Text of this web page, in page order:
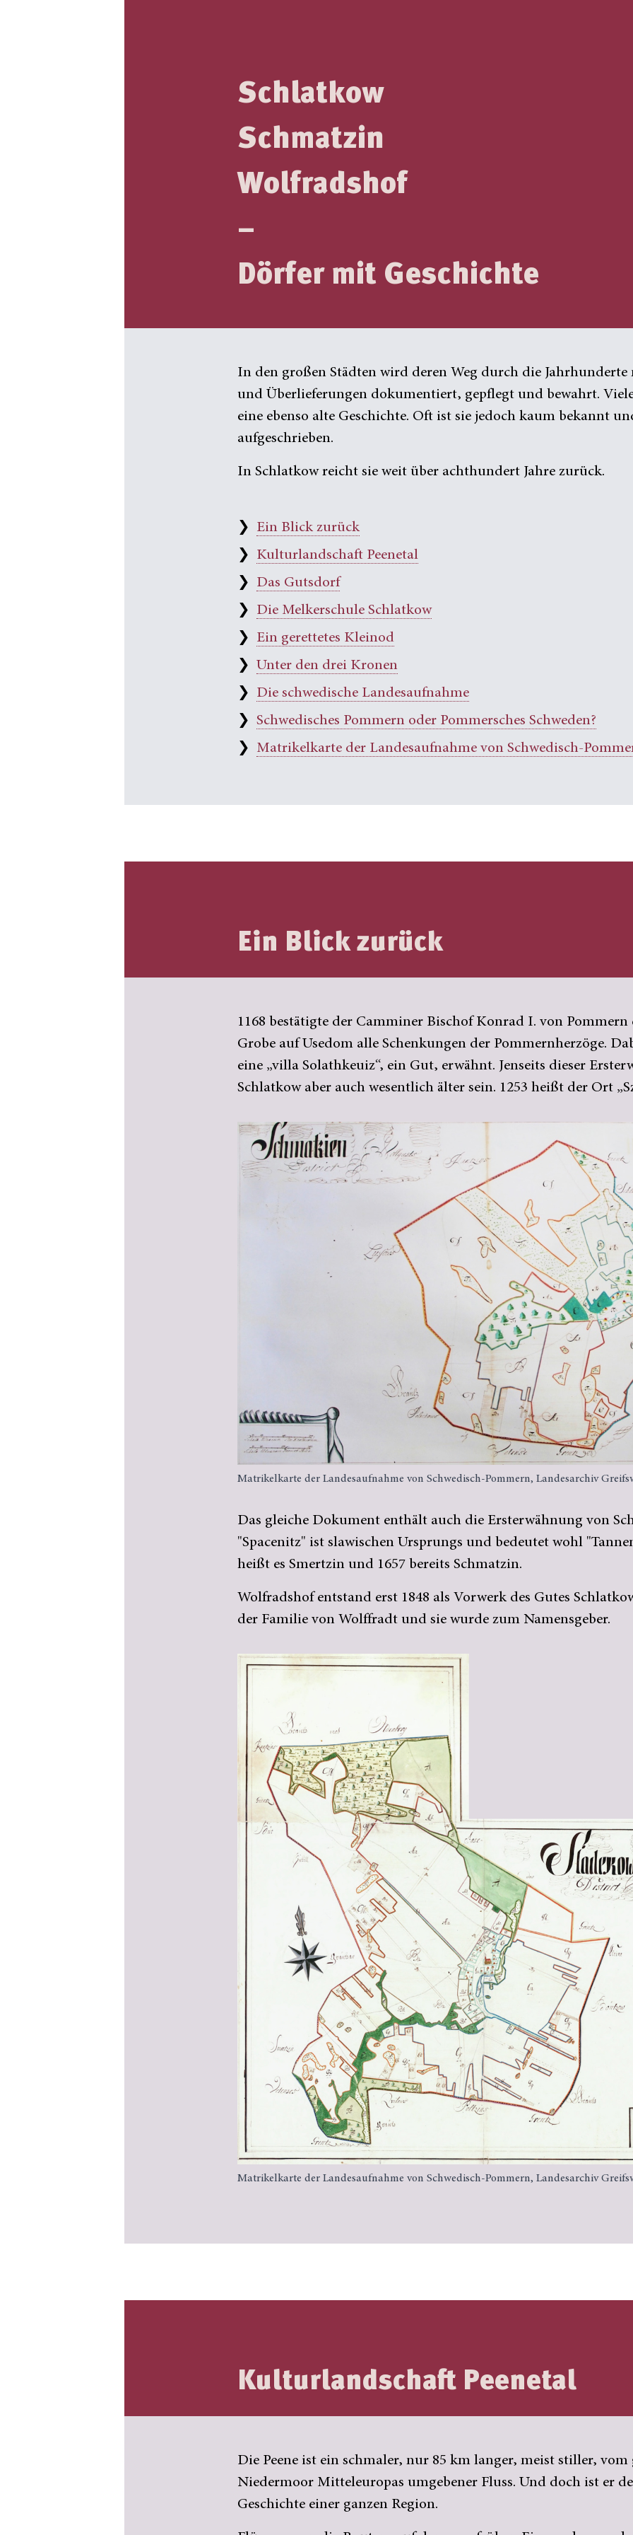
Schlatkow
Schmatzin
Wolfradshof
–
Dörfer mit Geschichte
In den großen Städten wird deren Weg durch die
und Überlieferungen dokumentiert, gepflegt und bewahrt.
eine ebenso alte Geschichte. Oft ist sie jedoch kaum bekannt
aufgeschrieben.
In Schlatkow reicht sie weit über achthundert Jahre zurück.
❯
Ein Blick zurück
❯
Kulturlandschaft Peenetal
❯
Das Gutsdorf
❯
Die Melkerschule Schlatkow
❯
Ein gerettetes Kleinod
❯
Unter den drei Kronen
❯
Die schwedische Landesaufnahme
❯ Schwedisches Pommern oder Pommersches Schweden?
❯
Matrikelkarte der Landesaufnahme von Schwedisch-
Ein Blick zurück
1168 bestätigte der Camminer Bischof Konrad I. von
Grobe auf Usedom alle Schenkungen der Pommernherzöge.
eine „villa Solathkeuiz“, ein Gut, erwähnt. Jenseits dieser
Schlatkow aber auch wesentlich älter sein. 1253 heißt der Ort
Matrikelkarte der Landesaufnahme von Schwedisch-Pommern, Landesarchiv
Das gleiche Dokument enthält auch die Ersterwähnung von
"Spacenitz" ist slawischen Ursprungs und bedeutet wohl
heißt es Smertzin und 1657 bereits Schmatzin.
Wolfradshof entstand erst 1848 als Vorwerk des Gutes
der Familie von Wolffradt und sie wurde zum Namensgeber.
Matrikelkarte der Landesaufnahme von Schwedisch-Pommern, Landesarchiv
Kulturlandschaft Peenetal
Die Peene ist ein schmaler, nur 85 km langer, meist stiller,
Niedermoor Mitteleuropas umgebener Fluss. Und doch ist er
Geschichte einer ganzen Region.